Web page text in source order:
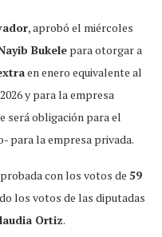
, aprobó el miércoles
Bukele para otorgar a
en enero equivalente al
y para la empresa
será obligación para el
para la empresa privada.
con los votos de 59
los votos de las diputadas
Ortiz.